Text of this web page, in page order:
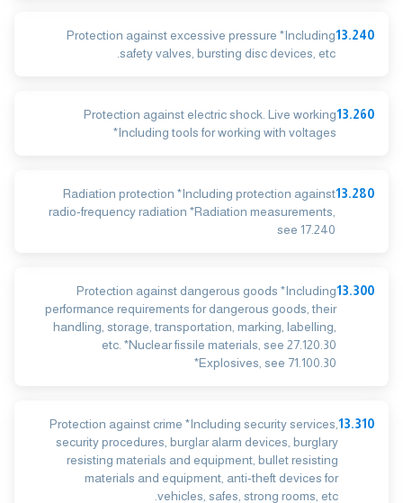
13.240
Protection against excessive pressure *Including
safety valves, bursting disc devices, etc.
13.260
Protection against electric shock. Live working
*Including tools for working with voltages
13.280
Radiation protection *Including protection against
radio-frequency radiation *Radiation measurements,
see 17.240
13.300
Protection against dangerous goods *Including
performance requirements for dangerous goods, their
handling, storage, transportation, marking, labelling,
etc. *Nuclear fissile materials, see 27.120.30
*Explosives, see 71.100.30
13.310
Protection against crime *Including security services,
security procedures, burglar alarm devices, burglary
resisting materials and equipment, bullet resisting
materials and equipment, anti-theft devices for
vehicles, safes, strong rooms, etc.